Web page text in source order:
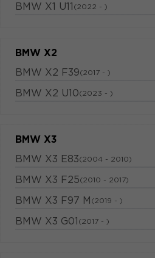
BMW X1 U11 (2022 - )
BMW X2
BMW X2 F39(2017 - )
BMW X2 U10(2023 - )
BMW X3
BMW X3 E83(2004 - 2010)
BMW X3 F25(2010 - 2017)
BMW X3 F97 M (2019 - )
BMW X3 G01 (2017 - )